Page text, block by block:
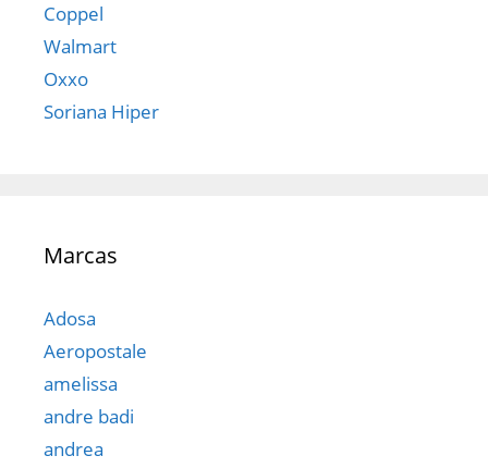
Coppel
Walmart
Oxxo
Soriana Hiper
Marcas
Adosa
Aeropostale
amelissa
andre badi
andrea